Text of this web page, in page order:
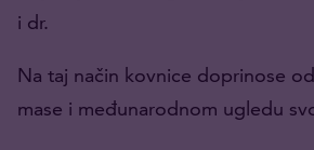
i dr.
Na taj način kovnice doprinose
mase i međunarodnom ugledu